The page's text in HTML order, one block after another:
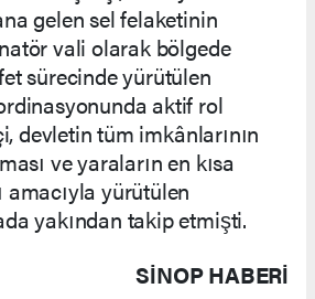
gelen sel felaketinin
vali olarak bölgede
sürecinde yürütülen
aktif rol
devletin tüm imkânlarının
ve yaraların en kısa
amacıyla yürütülen
yakından takip etmişti.
SINOP HABERİ